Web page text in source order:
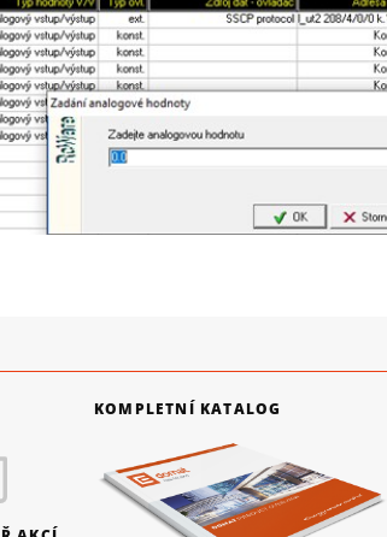
KOMPLETNÍ KATALOG